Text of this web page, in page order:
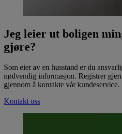
Jeg leier ut boligen
gjøre?
Som eier av en husstand er du
nødvendig informasjon. Registrer
gjennom å kontakte vår kundeservice.
Kontakt oss